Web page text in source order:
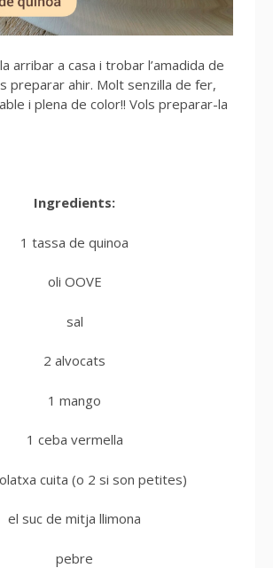
arribar a casa i trobar l’amadida de
preparar ahir. Molt senzilla de fer,
i plena de color!! Vols preparar-la
Ingredients:
1 tassa de quinoa
oli OOVE
sal
2 alvocats
1 mango
1 ceba vermella
cuita (o 2 si son petites)
el suc de mitja llimona
pebre